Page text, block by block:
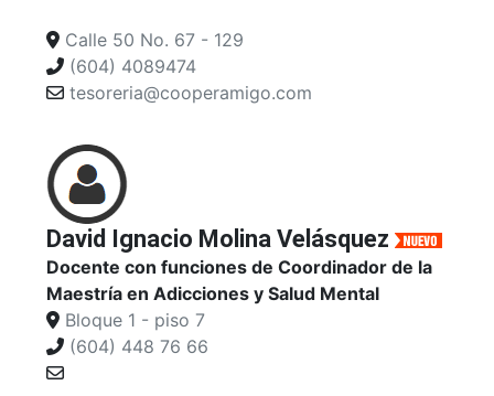
Calle 50 No. 67 - 129
(604) 4089474
tesoreria@cooperamigo.com
David Ignacio Molina Velásquez
Docente con funciones de Coordinador de la
Maestría en Adicciones y Salud Mental
Bloque 1 - piso 7
(604) 448 76 66